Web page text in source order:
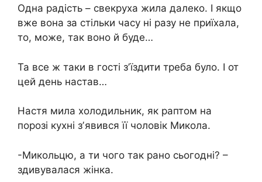
Одна радість – свекруха жила далеко. І якщо
вже вона за стільки часу ні разу не приїхала,
то, може, так воно й буде…
Та все ж таки в гості зʼїздити треба було. І от
цей день настав…
Настя мила холодильник, як раптом на
порозі кухні зʼявився її чоловік Микола.
-Микольцю, а ти чого так рано сьогодні? –
здивувалася жінка.